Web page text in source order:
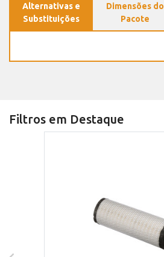
Alternativas e
Substituições
Dimensões do
Pacote
Filtros em Destaque